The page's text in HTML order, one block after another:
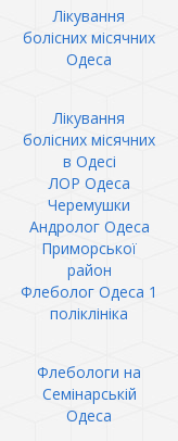
Лікування
болісних місячних
Одеса
Лікування
болісних місячних
в Одесі
ЛОР Одеса
Черемушки
Андролог Одеса
Приморської
район
Флеболог Одеса 1
поліклініка
Флебологи на
Семінарській
Одеса